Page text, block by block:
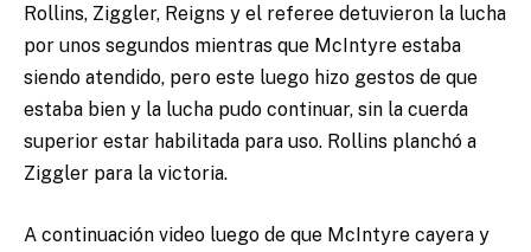
Rollins, Ziggler, Reigns y el referee detuvieron la lucha
por unos segundos mientras que McIntyre estaba
siendo atendido, pero este luego hizo gestos de que
estaba bien y la lucha pudo continuar, sin la cuerda
superior estar habilitada para uso. Rollins planchó a
Ziggler para la victoria.
A continuación video luego de que McIntyre cayera y